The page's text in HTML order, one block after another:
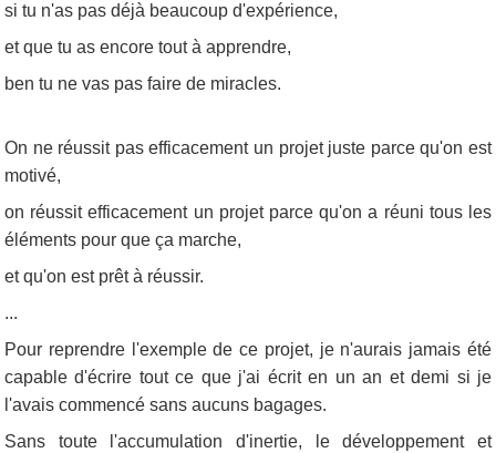
si tu n'as pas déjà beaucoup d'expérience,
et que tu as encore tout à apprendre,
ben tu ne vas pas faire de miracles.
On ne réussit pas efficacement un projet juste parce qu'on est
motivé,
on réussit efficacement un projet parce qu'on a réuni tous les
éléments pour que ça marche,
et qu'on est prêt à réussir.
...
Pour reprendre l'exemple de ce projet, je n'aurais jamais été
capable d'écrire tout ce que j'ai écrit en un an et demi si je
l'avais commencé sans aucuns bagages.
Sans toute l'accumulation d'inertie, le développement et